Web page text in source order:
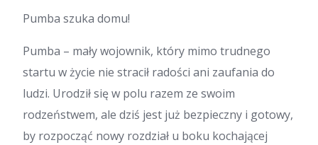
Pumba szuka domu!
Pumba – mały wojownik, który mimo trudnego
startu w życie nie stracił radości ani zaufania do
ludzi. Urodził się w polu razem ze swoim
rodzeństwem, ale dziś jest już bezpieczny i gotowy,
by rozpocząć nowy rozdział u boku kochającej